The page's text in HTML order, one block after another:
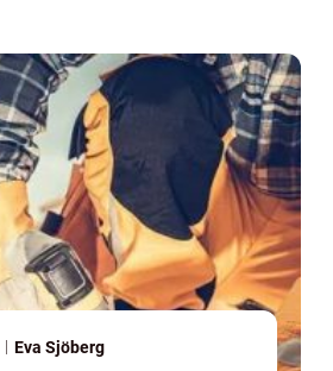
Eva Sjöberg